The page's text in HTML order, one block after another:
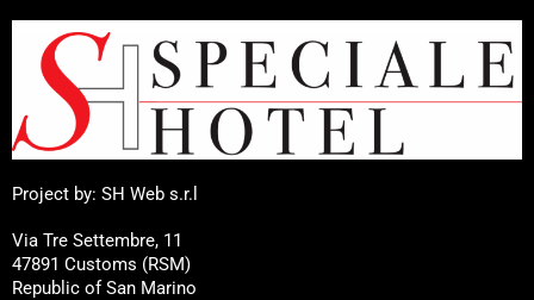
Project by: SH Web s.r.l
Via Tre Settembre, 11
47891 Customs (RSM)
Republic of San Marino